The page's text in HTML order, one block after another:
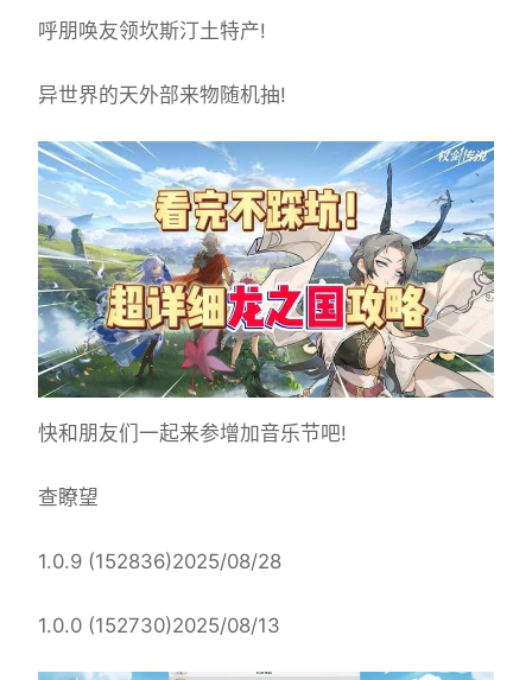
呼朋唤友领坎斯汀土特产!
异世界的天外部来物随机抽!
快和朋友们一起来参增加音乐节吧!
查瞭望
1.0.9 (152836)2025/08/28
1.0.0 (152730)2025/08/13